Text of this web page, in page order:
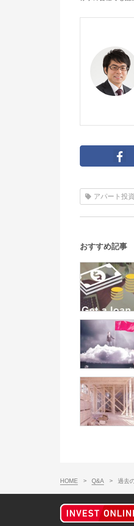
アパート投資
おすすめ記事
HOME > Q&A > 過去